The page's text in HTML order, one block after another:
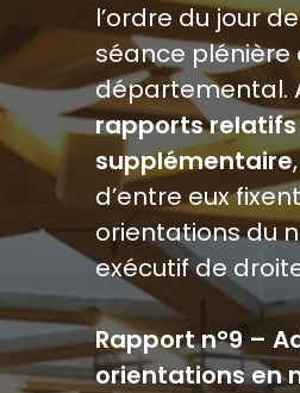
l’ordre du jour
séance plénière
départemental.
rapports
supplémentaire
d’entre eux
orientations du
exécutif de
Rapport n°9 –
orientations en